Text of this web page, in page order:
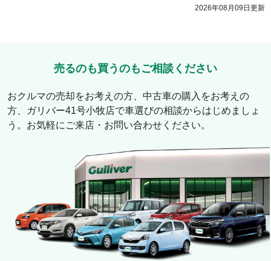
2026年08月09日 更新
売るのも買うのもご相談ください
おクルマの売却をお考えの方、中古車の購入をお考えの
方、
ガリバー41号小牧店で車選びの相談からはじめましょ
う。お気軽にご来店・お問い合わせください。